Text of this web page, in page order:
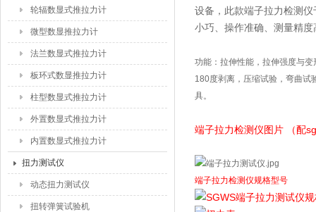
轮辐数显式推拉力计
微型数显推拉力计
法兰数显式推拉力计
板环式数显推拉力计
柱型数显式推拉力计
外置数显式推拉力计
内置数显式推拉力计
扭力测试仪
动态扭力测试仪
扭转弹簧试验机
设备，此款端子拉力检测
小巧、操作准确、测量精
功能：拉伸性能，拉伸强度与
180度剥离，压缩试验，弯曲试
具。
端子拉力检测仪图片 （配
端子拉力检测仪规格型号